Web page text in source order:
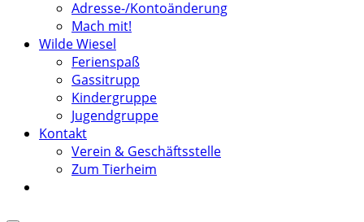
Adresse-/Kontoänderung
Mach mit!
Wilde Wiesel
Ferienspaß
Gassitrupp
Kindergruppe
Jugendgruppe
Kontakt
Verein & Geschäftsstelle
Zum Tierheim